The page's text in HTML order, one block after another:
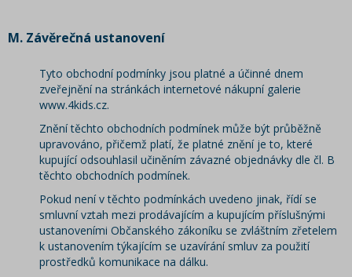
M. Závěrečná ustanovení
Tyto obchodní podmínky jsou platné a účinné dnem
zveřejnění na stránkách internetové nákupní galerie
www.4kids.cz.
Znění těchto obchodních podmínek může být průběžně
upravováno, přičemž platí, že platné znění je to, které
kupující odsouhlasil učiněním závazné objednávky dle čl. B
těchto obchodních podmínek.
Pokud není v těchto podmínkách uvedeno jinak, řídí se
smluvní vztah mezi prodávajícím a kupujícím příslušnými
ustanoveními Občanského zákoníku se zvláštním zřetelem
k ustanovením týkajícím se uzavírání smluv za použití
prostředků komunikace na dálku.